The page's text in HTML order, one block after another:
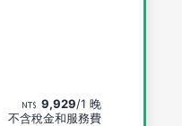
9,929/1 晚
不含稅金和服務費